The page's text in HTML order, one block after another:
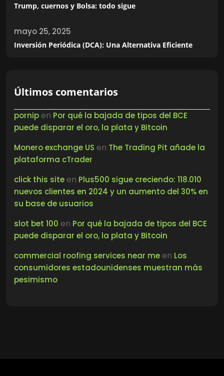
Trump, cuernos y Bolsa: todo sigue
mayo 25, 2025
Inversión Periódica (DCA): Una Alternativa Eficiente
Últimos comentarios
pornip en Por qué la bajada de tipos del BCE
puede disparar el oro, la plata y Bitcoin
Monero exchange US en The Trading Pit añade la
plataforma cTrader
click this site en Plus500 sigue creciendo: 118.010
nuevos clientes en 2024 y un aumento del 30% en
su base de usuarios
slot bet 100 en Por qué la bajada de tipos del BCE
puede disparar el oro, la plata y Bitcoin
commercial roofing services near me en Los
consumidores estadounidenses muestran más
pesimismo